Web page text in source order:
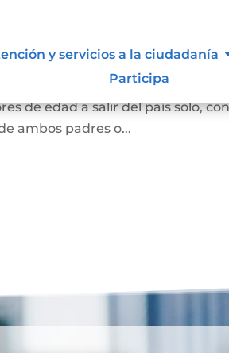
y servicios a la ciudadanía
Participa
temporal
o el representante legal o
de edad a salir del país solo,
ambos padres o...